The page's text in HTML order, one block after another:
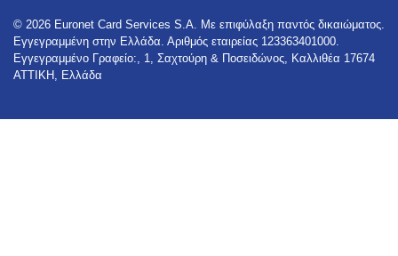
© 2026 Euronet Card Services S.A. Με επιφύλαξη παντός δικαιώματος.
Εγγεγραμμένη στην Ελλάδα. Αριθμός εταιρείας 123363401000.
Εγγεγραμμένο Γραφείο:, 1, Σαχτούρη & Ποσειδώνος, Καλλιθέα 17674
ΑΤΤΙΚΗ, Ελλάδα